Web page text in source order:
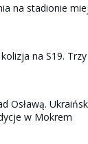
na stadionie
na S19.
Osławą.
w Mokrem